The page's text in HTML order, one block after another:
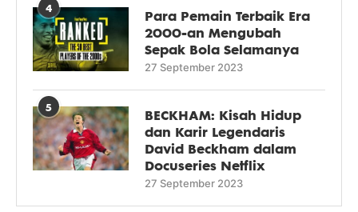
4
Para Pemain Terbaik Era
2000-an Mengubah
Sepak Bola Selamanya
27 September 2023
5
BECKHAM: Kisah Hidup
dan Karir Legendaris
David Beckham dalam
Docuseries Netflix
27 September 2023